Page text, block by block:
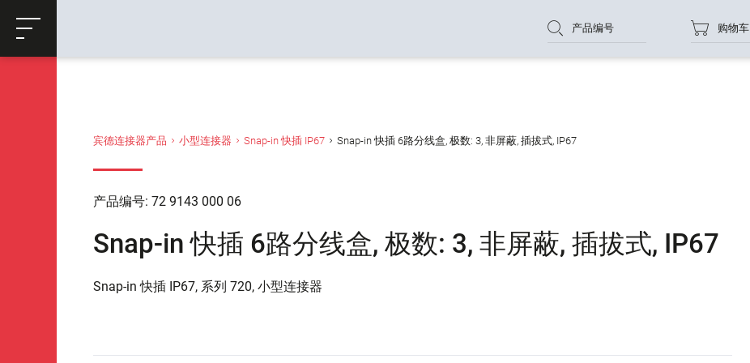
购物车
产品编号 购物车
宾德连接器产品 小型连接器 Snap-in 快插 IP67 Snap-in 快插 6路分线盒, 极数: 3, 非屏蔽, 插拔式, IP67
产品编号: 72 9143 000 06
Snap-in 快插 6路分线盒, 极数: 3, 非屏蔽, 插拔式, IP67
Snap-in 快插 IP67, 系列 720, 小型连接器